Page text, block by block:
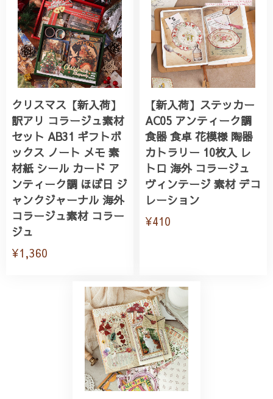
クリスマス【新入荷】
訳アリ コラージュ素材
セット AB31 ギフトボ
ックス ノート メモ 素
材紙 シール カード ア
ンティーク調 ほぼ日 ジ
ャンクジャーナル 海外
コラージュ素材 コラー
ジュ
¥1,360
【新入荷】ステッカー
AC05 アンティーク調
食器 食卓 花模様 陶器
カトラリー 10枚入 レ
トロ 海外 コラージュ
ヴィンテージ 素材 デコ
レーション
¥410